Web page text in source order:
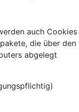
auch Cookies
die über den
abgelegt